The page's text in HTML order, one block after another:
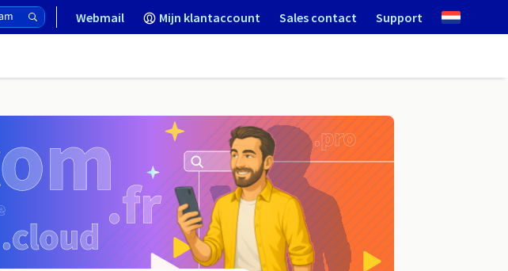
Webmail Mijn klantaccount Sales contact Support